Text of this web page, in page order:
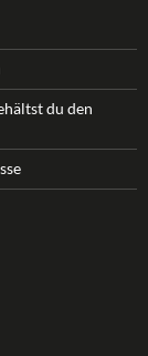
du den